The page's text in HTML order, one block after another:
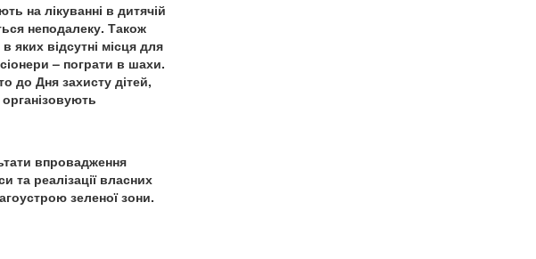
на лікуванні в дитячій
неподалеку. Також
яких відсутні місця для
– пограти в шахи.
до Дня захисту дітей,
впровадження
реалізації власних
зеленої зони.